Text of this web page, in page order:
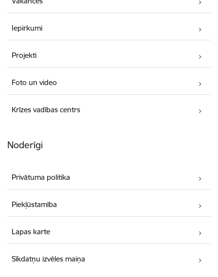
Iepirkumi
Projekti
Foto un video
Krīzes vadības centrs
Noderīgi
Privātuma politika
Piekļūstamība
Lapas karte
Sīkdatņu izvēles maiņa